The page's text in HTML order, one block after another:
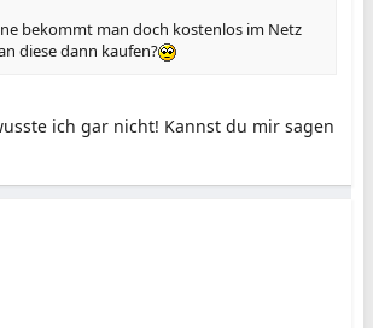
bekommt man doch kostenlos im Netz
diese dann kaufen?
ich gar nicht! Kannst du mir sagen